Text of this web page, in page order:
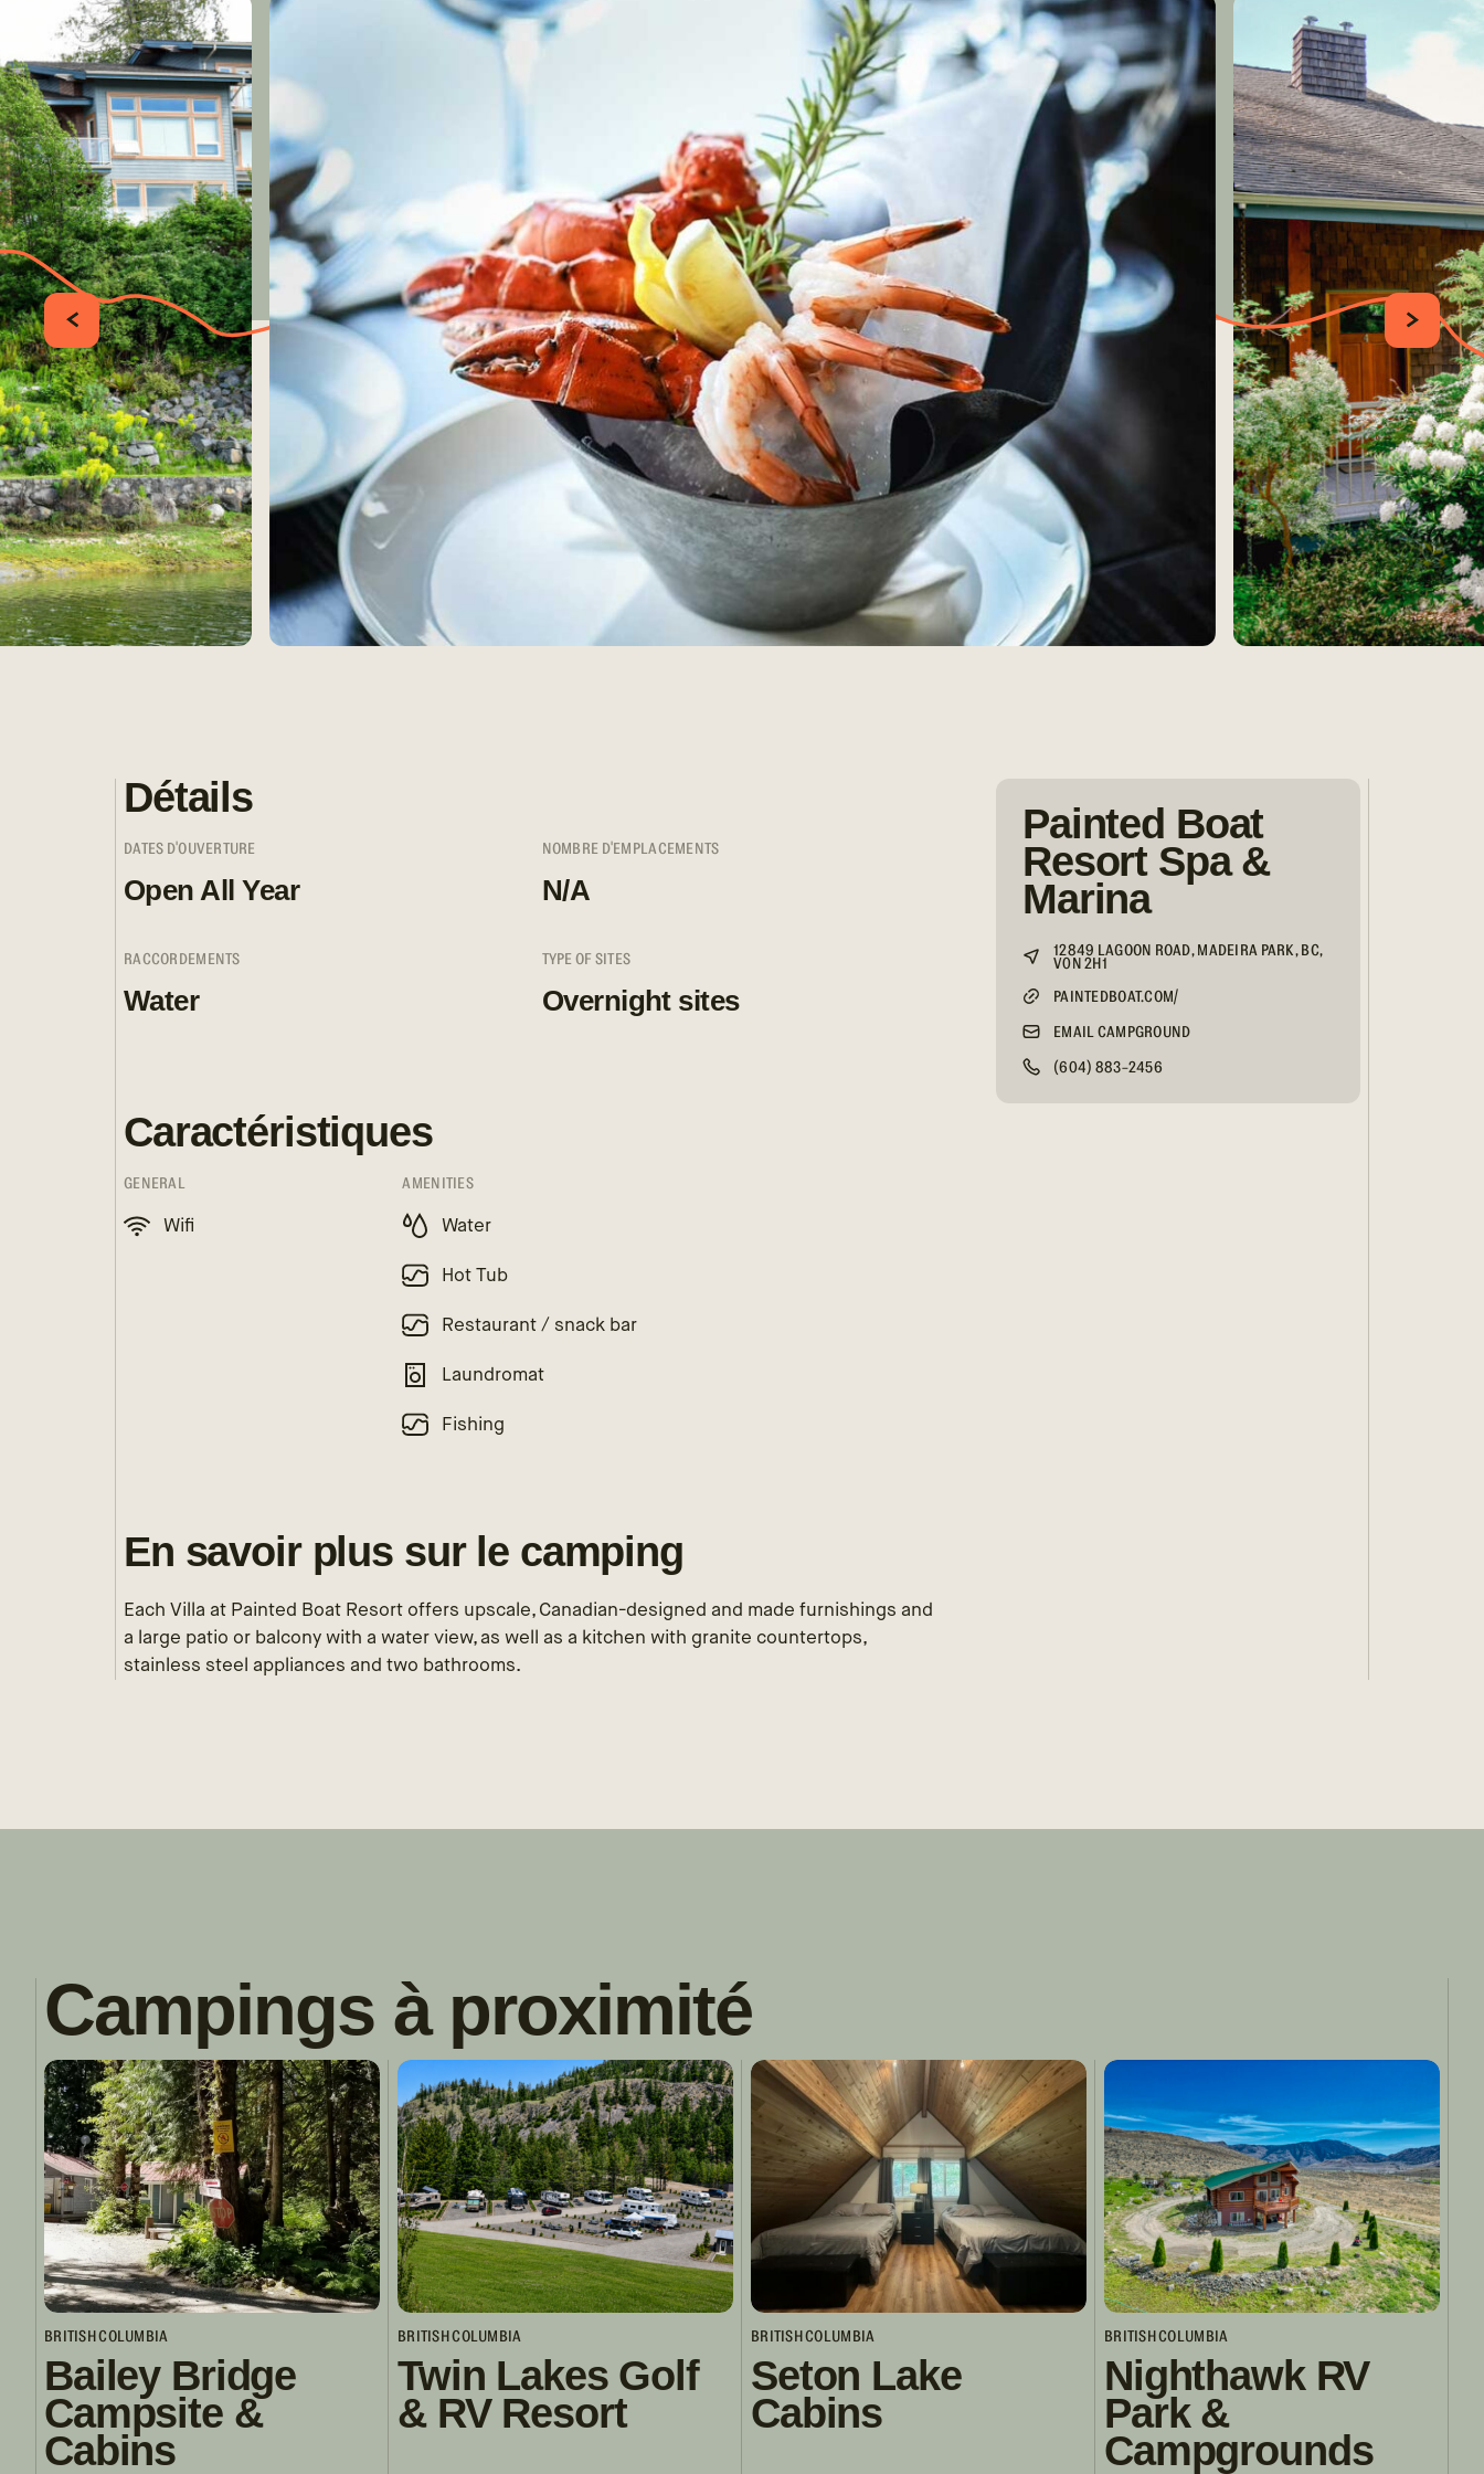
PRÉCÉDENT SUIVANT
Détails
DATES D'OUVERTURE
Open All Year
NOMBRE D'EMPLACEMENTS
N/A
RACCORDEMENTS
Water
TYPE OF SITES
Overnight sites
Caractéristiques
GENERAL
Wifi
AMENITIES
Water
Hot Tub
Restaurant / snack bar
Laundromat
Fishing
En savoir plus sur le camping
Each Villa at Painted Boat Resort offers upscale, Canadian-designed and made furnishings and
a large patio or balcony with a water view, as well as a kitchen with granite countertops,
stainless steel appliances and two bathrooms.
Painted Boat
Resort Spa &
Marina
12849 LAGOON ROAD, MADEIRA PARK, BC,
V0N 2H1
PAINTEDBOAT.COM/
EMAIL CAMPGROUND
(604) 883-2456
Campings à proximité
BRITISH COLUMBIA
Bailey Bridge
Campsite &
Cabins
BRITISH COLUMBIA
Twin Lakes Golf
& RV Resort
BRITISH COLUMBIA
Seton Lake
Cabins
BRITISH COLUMBIA
Nighthawk RV
Park &
Campgrounds